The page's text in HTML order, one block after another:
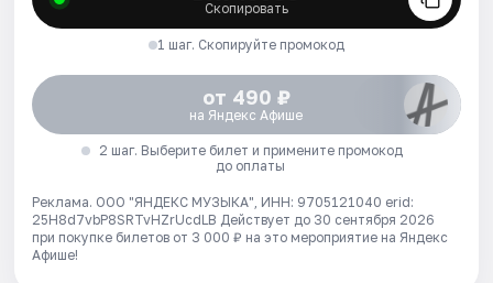
Скопировать
1 шаг. Скопируйте промокод
от 490 ₽
на Яндекс Афише
2 шаг. Выберите билет и примените промокод
до оплаты
Реклама. ООО "ЯНДЕКС МУЗЫКА", ИНН: 9705121040 erid:
25H8d7vbP8SRTvHZrUcdLB Действует до 30 сентября 2026
при покупке билетов от 3 000 ₽ на это мероприятие на Яндекс
Афише!